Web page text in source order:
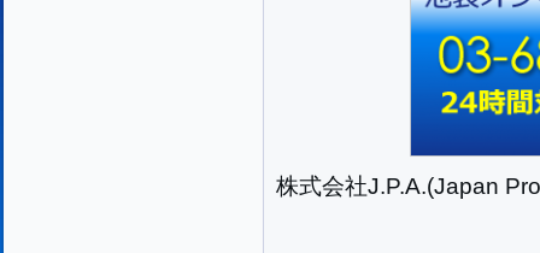
株式会社J.P.A.(Japan